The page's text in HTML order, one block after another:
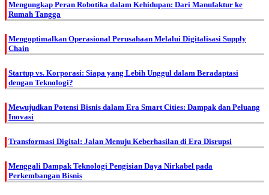
Mengungkap Peran Robotika dalam Kehidupan: Dari Manufaktur ke
Rumah Tangga
Mengoptimalkan Operasional Perusahaan Melalui Digitalisasi Supply
Chain
Startup vs. Korporasi: Siapa yang Lebih Unggul dalam Beradaptasi
dengan Teknologi?
Mewujudkan Potensi Bisnis dalam Era Smart Cities: Dampak dan Peluang
Inovasi
Transformasi Digital: Jalan Menuju Keberhasilan di Era Disrupsi
Menggali Dampak Teknologi Pengisian Daya Nirkabel pada
Perkembangan Bisnis